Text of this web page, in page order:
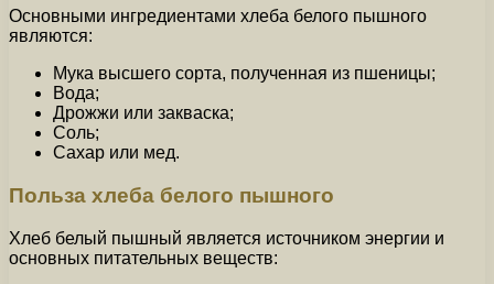
Основными ингредиентами хлеба белого пышного
являются:
Мука высшего сорта, полученная из пшеницы;
Вода;
Дрожжи или закваска;
Соль;
Сахар или мед.
Польза хлеба белого пышного
Хлеб белый пышный является источником энергии и
основных питательных веществ: